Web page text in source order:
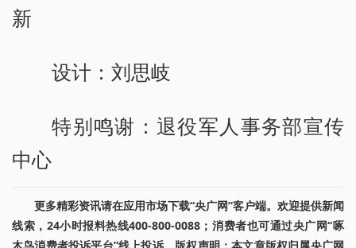
新
设计：刘思岐
特别鸣谢：退役军人事务部宣传
中心
更多精彩资讯请在应用市场下载“央广网”客户端。欢迎提供新闻
线索，24小时报料热线400-800-0088；消费者也可通过央广网“啄